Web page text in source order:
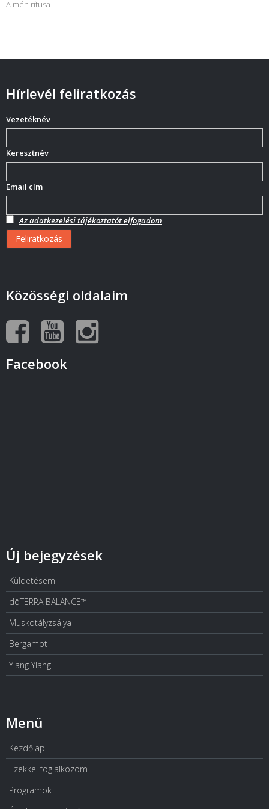
A méh rítusa
Hírlevél feliratkozás
Vezetéknév
Keresztnév
Email cím
Az adatkezelési tájékoztatót elfogadom
Közösségi oldalaim
Facebook
Új bejegyzések
Küldetésem
dōTERRA BALANCE™
Muskotályzsálya
Bergamot
Ylang Ylang
Menü
Kezdőlap
Ezekkel foglalkozom
Programok